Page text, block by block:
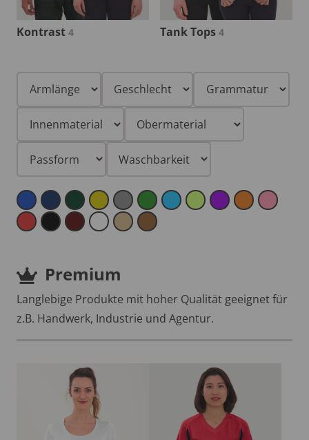
Kontrast 4 Tank Tops 4
Premium
Langlebige Produkte mit hoher Qualität geeignet für
z.B. Handwerk, Industrie und Agentur.